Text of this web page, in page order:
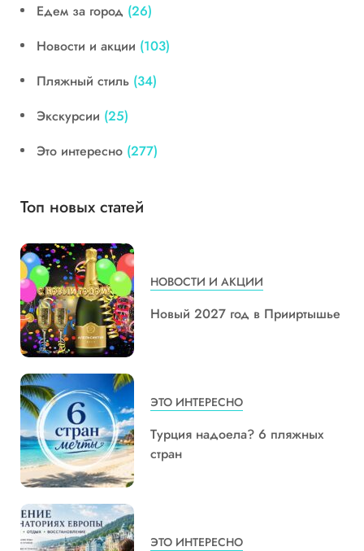
Едем за город (26)
Новости и акции (103)
Пляжный стиль (34)
Экскурсии (25)
Это интересно (277)
Топ новых статей
НОВОСТИ И АКЦИИ
Новый 2027 год в Прииртышье
ЭТО ИНТЕРЕСНО
Турция надоела? 6 пляжных
стран
ЭТО ИНТЕРЕСНО